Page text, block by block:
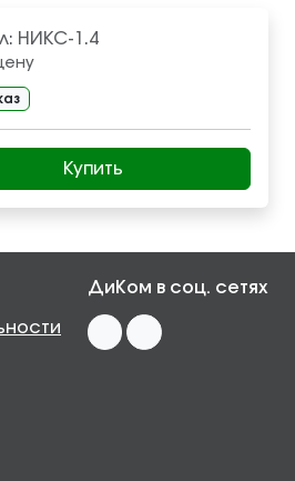
НИКС-1.4
Купить
ДиКом в соц. сетях